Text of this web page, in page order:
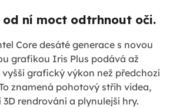
od ní moct odtrhnout oči.
Core desáté generace s novou
grafikou Iris Plus podává až
grafický výkon než předchozí
znamená pohotový střih videa,
3D rendrování a plynulejší hry.